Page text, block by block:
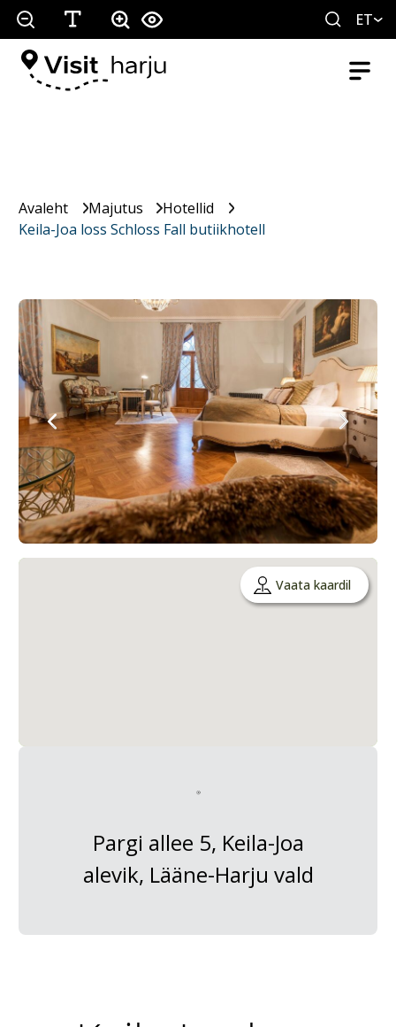
ET
Avaleht Majutus
Hotellid
Keila-Joa loss Schloss Fall butiikhotell
Vaata kaardil
Pargi allee 5, Keila-Joa
alevik, Lääne-Harju vald